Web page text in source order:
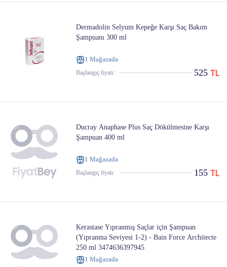
Dermadolin Selyum Kepeğe Karşı Saç Bakım
Şampuanı 300 ml
1 Mağazada
Başlangıç ​​fiyatı: 525
Ducray Anaphase Plus Saç Dökülmesine Karşı
Şampuan 400 ml
1 Mağazada
Başlangıç ​​fiyatı: 155
Kerastase Yıpranmış Saçlar için Şampuan
(Yıpranma Seviyesi 1-2) - Bain Force Architecte
250 ml 3474636397945
1 Mağazada